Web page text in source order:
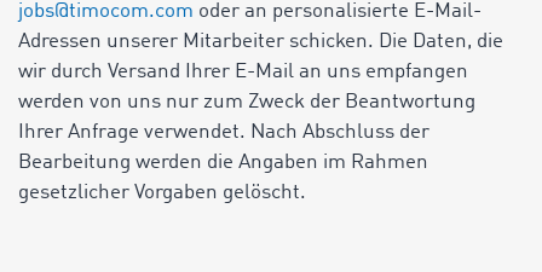
jobs@timocom.com oder an personalisierte E-Mail-
Adressen unserer Mitarbeiter schicken. Die Daten, die
wir durch Versand Ihrer E-Mail an uns empfangen
werden von uns nur zum Zweck der Beantwortung
Ihrer Anfrage verwendet. Nach Abschluss der
Bearbeitung werden die Angaben im Rahmen
gesetzlicher Vorgaben gelöscht.